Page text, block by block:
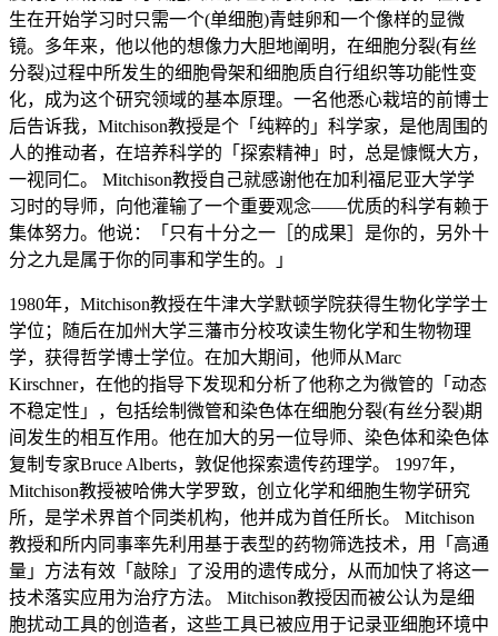
生在开始学习时只需一个(单细胞)青蛙卵和一个像样的显微
镜。多年来，他以他的想像力大胆地阐明，在细胞分裂(有丝
分裂)过程中所发生的细胞骨架和细胞质自行组织等功能性变
化，成为这个研究领域的基本原理。一名他悉心栽培的前博士
后告诉我，Mitchison教授是个「纯粹的」科学家，是他周围的
人的推动者，在培养科学的「探索精神」时，总是慷慨大方，
一视同仁。 Mitchison教授自己就感谢他在加利福尼亚大学学
习时的导师，向他灌输了一个重要观念——优质的科学有赖于
集体努力。他说：「只有十分之一［的成果］是你的，另外十
分之九是属于你的同事和学生的。」
1980年，Mitchison教授在牛津大学默顿学院获得生物化学学士
学位；随后在加州大学三藩市分校攻读生物化学和生物物理
学，获得哲学博士学位。在加大期间，他师从Marc
Kirschner，在他的指导下发现和分析了他称之为微管的「动态
不稳定性」，包括绘制微管和染色体在细胞分裂(有丝分裂)期
间发生的相互作用。他在加大的另一位导师、染色体和染色体
复制专家Bruce Alberts，敦促他探索遗传药理学。 1997年，
Mitchison教授被哈佛大学罗致，创立化学和细胞生物学研究
所，是学术界首个同类机构，他并成为首任所长。 Mitchison
教授和所内同事率先利用基于表型的药物筛选技术，用「高通
量」方法有效「敲除」了没用的遗传成分，从而加快了将这一
技术落实应用为治疗方法。 Mitchison教授因而被公认为是细
胞扰动工具的创造者，这些工具已被应用于记录亚细胞环境中